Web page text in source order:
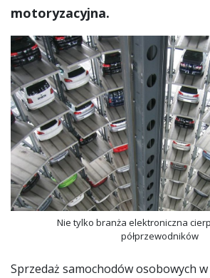
motoryzacyjna.
Nie tylko branża elektroniczna
półprzewodników
Sprzedaż samochodów osobowych w